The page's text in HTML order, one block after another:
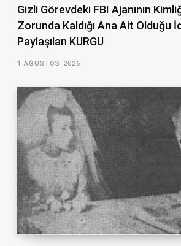
Gizli Görevdeki FBI Ajanının
Zorunda Kaldığı Ana Ait Olduğu
Paylaşılan KURGU
1 AĞUSTOS 2026